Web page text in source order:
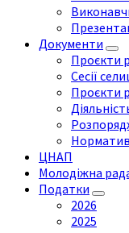
Документи
Проєкти
Сесії
Проєкти
ЦНАП
Молодіжна
Податки
2026
2025